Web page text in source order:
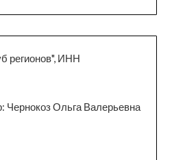
регионов", ИНН
Чернокоз Ольга Валерьевна